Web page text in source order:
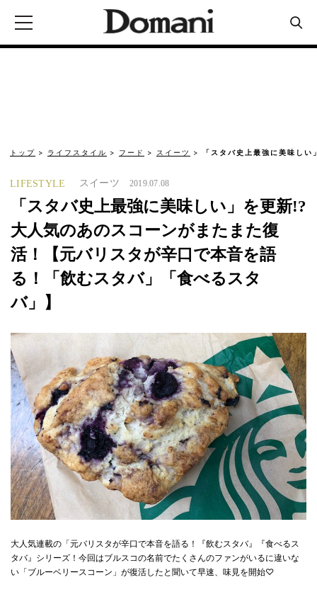
トップ ライフスタイル フード スイーツ 「スタバ史上最強に美味し
LIFESTYLE スイーツ 2019.07.08
「スタバ史上最強に美味しい」を更新!?
大人気のあのスコーンがまたまた復
活！【元バリスタが辛口で本音を語
る！「飲むスタバ」「食べるスタ
バ」】
大人気連載の「元バリスタが辛口で本音を語る！『飲むスタバ』『食べるス
タバ』シリーズ！今回はブルスコの名前でたくさんのファンがいるに違いな
い「ブルーベリースコーン」が復活したと聞いて早速、味見を開始♡